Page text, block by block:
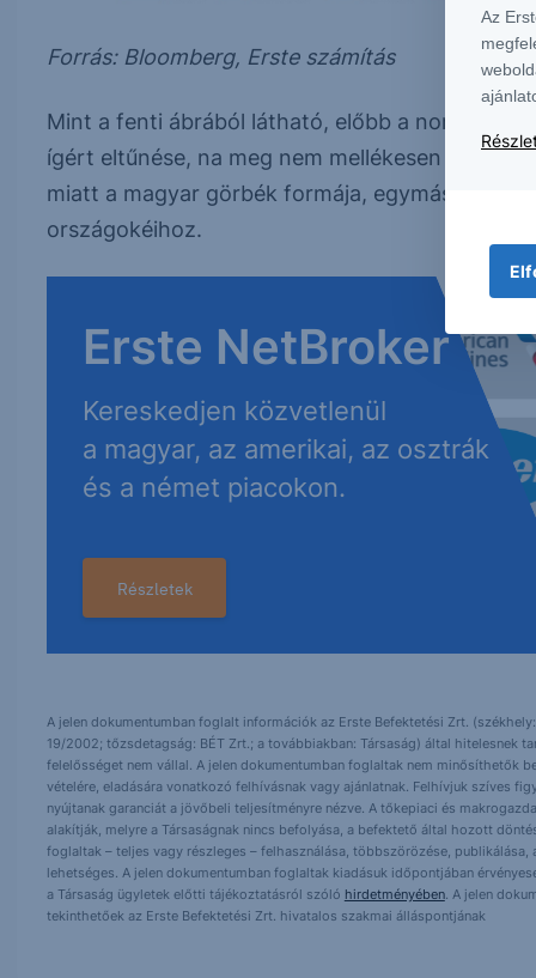
Forrás: Bloomberg, Erste számítás
Mint a fenti ábrából látható, előbb a
ígért eltűnése, na meg nem mellékesen az
miatt a magyar görbék formája, egymáshoz
országokéihoz.
Erste NetBroker
Kereskedjen közvetlenül
a magyar, az amerikai, az osztrák
és a német piacokon.
Részletek
A jelen dokumentumban foglalt információk az Erste Befektetési Zrt.
19/2002; tőzsdetagság: BÉT Zrt.; a továbbiakban: Társaság) által hitelesnek
felelősséget nem vállal. A jelen dokumentumban foglaltak nem minősíthetők
vételére, eladására vonatkozó felhívásnak vagy ajánlatnak. Felhívjuk szíves
nyújtanak garanciát a jövőbeli teljesítményre nézve. A tőkepiaci és
alakítják, melyre a Társaságnak nincs befolyása, a befektető által hozott
foglaltak – teljes vagy részleges – felhasználása, többszörözése,
lehetséges. A jelen dokumentumban foglaltak kiadásuk időpontjában
a Társaság ügyletek előtti tájékoztatásról szóló hirdetményében. A jelen
tekinthetőek az Erste Befektetési Zrt. hivatalos szakmai álláspontjának
Az